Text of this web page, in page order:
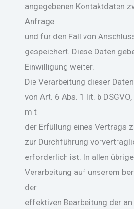
angegebenen Kontaktdaten
Anfrage
und für den Fall von
gespeichert. Diese Daten
Einwilligung weiter.
Die Verarbeitung dieser
von Art. 6 Abs. 1 lit. b
mit
der Erfüllung eines Vertrags
zur Durchführung
erforderlich ist. In allen
Verarbeitung auf unserem
der
effektiven Bearbeitung der